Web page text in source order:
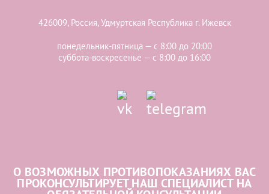
426009, Россия, Удмуртская Республика г. Ижевск
понедельник-пятница — с 8:00 до 20:00
суббота-воскресенье — с 8:00 до 16:00
О ВОЗМОЖНЫХ ПРОТИВОПОКАЗАНИЯХ ВАС
ПРОКОНСУЛЬТИРУЕТ НАШ СПЕЦИАЛИСТ НА